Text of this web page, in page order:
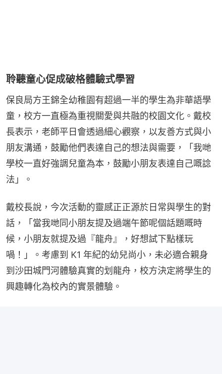
聆聽童心促成破格體驗式學習
保良局方王錦全幼稚園有超過一半的學生為非華語學
童，校方一直極為重視關愛與共融的校園文化。戴校
長表示，老師平日會透過細心觀察，以友善方式與小
朋友溝通，鼓勵他們表達自己的想法與需要，「我哋
學校一直好強調兒童為本，鼓勵小朋友表達自己嘅諗
法」。
戴校長說，今次活動的靈感正正源於日常與學生的對
話，「當我哋同小朋友提及過端午節呢個話題嘅時
候，小朋友就提及過『龍舟』，好想試下點樣玩
喎！」。考慮到 K1 年紀的幼兒尚小，未必適合親身
到沙田城門河體驗真實的划龍舟，校方決定將學生的
興趣轉化為校內的實景體驗。